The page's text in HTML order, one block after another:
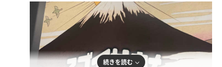
続きを読む